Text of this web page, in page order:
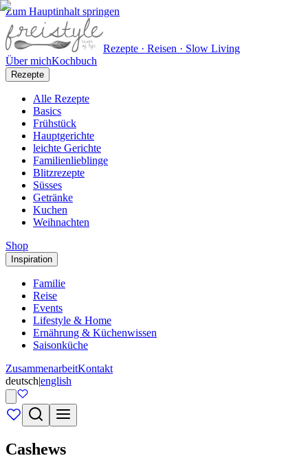
Zum Hauptinhalt springen
Rezepte · Reisen · Slow Living
Über michKochbuch
Rezepte
Alle Rezepte
Basics
Frühstück
Hauptgerichte
leichte Gerichte
Familienlieblinge
Blitzrezepte
Süsses
Getränke
Kuchen
Weihnachten
Shop
Inspiration
Familie
Reise
Events
Lifestyle & Home
Ernährung & Küchenwissen
Saisonküche
ZusammenarbeitKontakt
deutsch|english
Cashews